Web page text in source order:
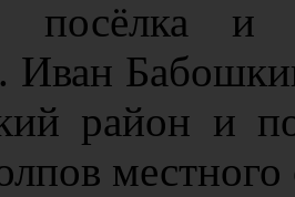
посёлка
Иван
район и